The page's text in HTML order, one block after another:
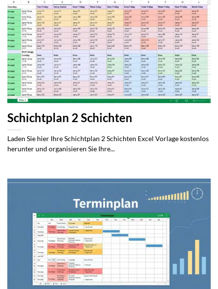
Schichtplan 2 Schichten
Laden Sie hier Ihre Schichtplan 2 Schichten Excel Vorlage kostenlos
herunter und organisieren Sie Ihre...